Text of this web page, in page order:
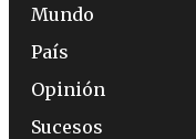
Mundo
País
Opinión
Sucesos